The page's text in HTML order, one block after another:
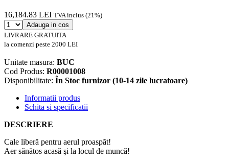
16,184.83 LEI TVA inclus (21%)
Adauga in cos
LIVRARE GRATUITA
la comenzi peste 2000 LEI
Unitate masura: BUC
Cod Produs: R00001008
Disponibilitate: În Stoc furnizor (10-14 zile lucratoare)
Informatii produs
Schita si specificatii
DESCRIERE
Cale liberă pentru aerul proaspăt!
Aer sănătos acasă şi la locul de muncă!